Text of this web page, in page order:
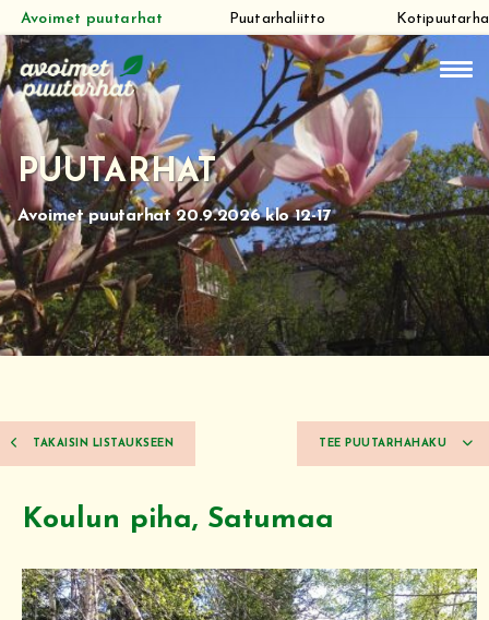
Siirry
suoraan
sisältöön
Avoimet puutarhat Puutarhaliitto Kotipuutarha
PUUTARHAT
Avoimet puutarhat 20.9.2026 klo 12-17
TAKAISIN LISTAUKSEEN TEE PUUTARHAHAKU
Koulun piha, Satumaa